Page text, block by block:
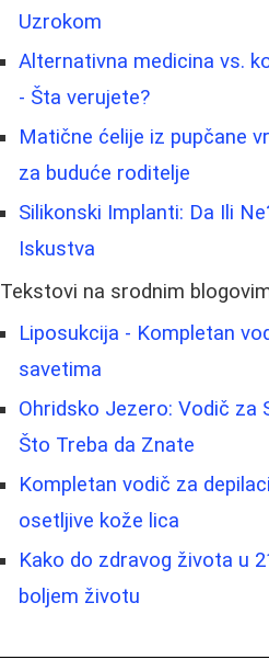
Uzrokom
Alternativna medicina vs.
- Šta verujete?
Matične ćelije iz pupčane
za buduće roditelje
Silikonski Implanti: Da Ili
Iskustva
Tekstovi na srodnim
Liposukcija - Kompletan
savetima
Ohridsko Jezero: Vodič za
Što Treba da Znate
Kompletan vodič za
osetljive kože lica
Kako do zdravog života u
boljem životu